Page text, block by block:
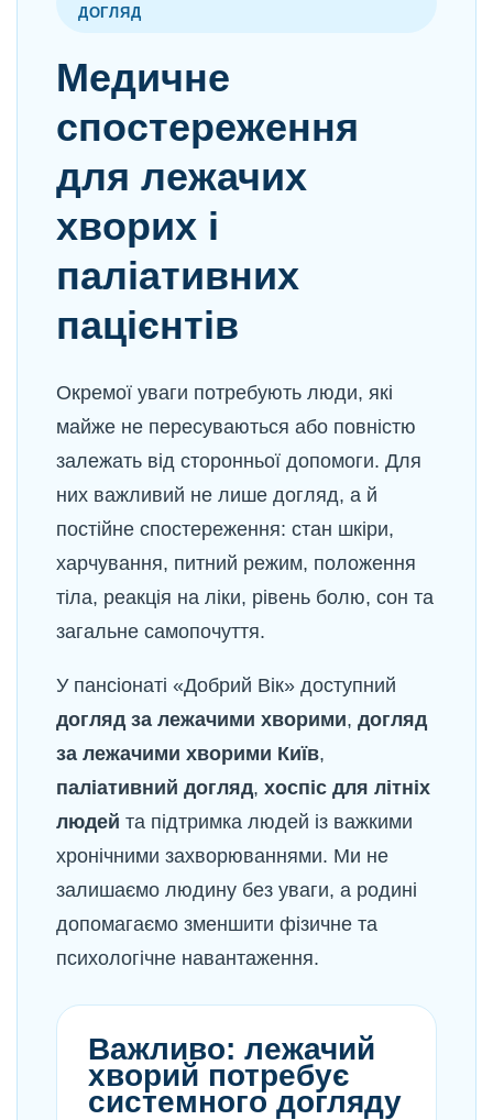
ДОГЛЯД
Медичне
спостереження
для лежачих
хворих і
паліативних
пацієнтів
Окремої уваги потребують люди, які
майже не пересуваються або повністю
залежать від сторонньої допомоги. Для
них важливий не лише догляд, а й
постійне спостереження: стан шкіри,
харчування, питний режим, положення
тіла, реакція на ліки, рівень болю, сон та
загальне самопочуття.
У пансіонаті «Добрий Вік» доступний
догляд за лежачими хворими, догляд
за лежачими хворими Київ,
паліативний догляд, хоспіс для літніх
людей та підтримка людей із важкими
хронічними захворюваннями. Ми не
залишаємо людину без уваги, а родині
допомагаємо зменшити фізичне та
психологічне навантаження.
Важливо: лежачий
хворий потребує
системного догляду